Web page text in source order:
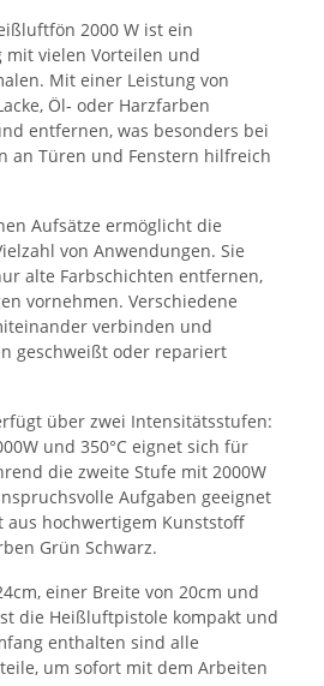
2000 W ist ein
mit vielen Vorteilen und
Mit einer Leistung von
Öl- oder Harzfarben
entfernen, was besonders bei
an Türen und Fenstern hilfreich
Aufsätze ermöglicht die
von Anwendungen. Sie
alte Farbschichten entfernen,
vornehmen. Verschiedene
verbinden und
geschweißt oder repariert
über zwei Intensitätsstufen:
und 350°C eignet sich für
die zweite Stufe mit 2000W
Aufgaben geeignet
aus hochwertigem Kunststoff
Grün Schwarz.
einer Breite von 20cm und
die Heißluftpistole kompakt und
enthalten sind alle
um sofort mit dem Arbeiten